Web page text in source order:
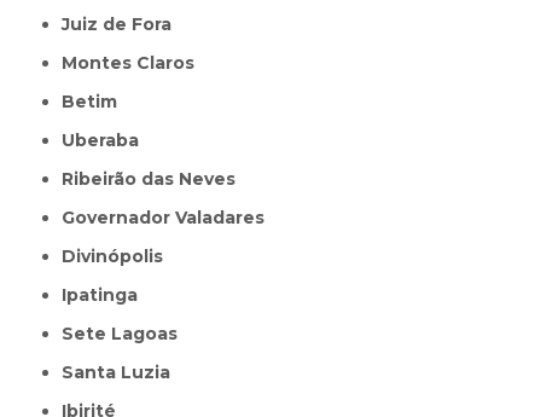
Juiz de Fora
Montes Claros
Betim
Uberaba
Ribeirão das Neves
Governador Valadares
Divinópolis
Ipatinga
Sete Lagoas
Santa Luzia
Ibirité